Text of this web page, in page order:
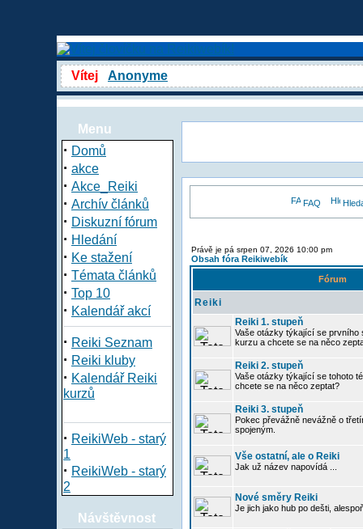
Vítej Anonyme
Menu
· Domů
· akce
· Akce_Reiki
· Archív článků
· Diskuzní fórum
· Hledání
· Ke stažení
· Témata článků
· Top 10
· Kalendář akcí
· Reiki Seznam
· Reiki kluby
· Kalendář Reiki
kurzů
· ReikiWeb - starý
1
· ReikiWeb - starý
2
Návštěvnost
FAQ
Právě je pá srpen 07, 2026 10:00 pm
Obsah fóra Reikiwebík
Fórum
Reiki
Reiki 1. stupeň
Vaše otázky týkající se prvního
kurzu a chcete se na něco
Reiki 2. stupeň
Vaše otázky týkající se tohoto
chcete se na něco zeptat?
Reiki 3. stupeň
Pokec převážně nevážně o
spojeným.
Vše ostatní, ale o Reiki
Jak už název napovídá ...
Nové směry Reiki
Je jich jako hub po dešti,